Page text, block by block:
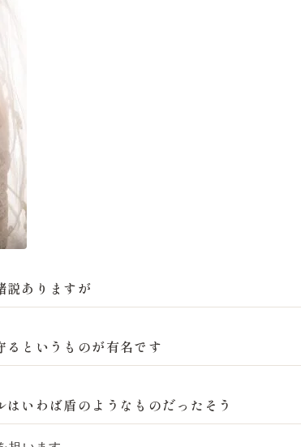
説ありますが
るというものが有名です
いわば盾のようなものだったそう